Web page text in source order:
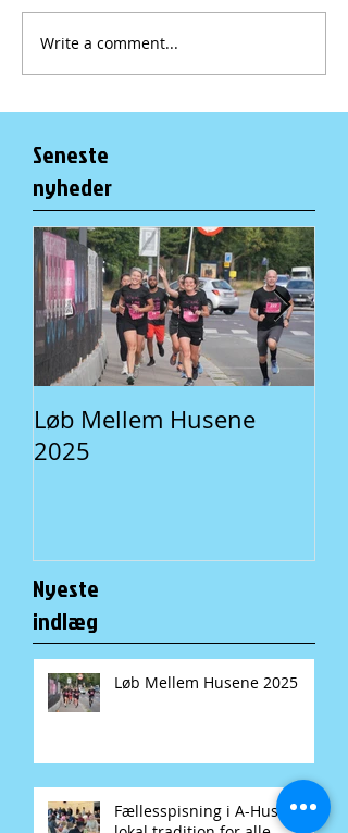
Write a comment...
Seneste
nyheder
Løb Mellem Husene
2025
Nyeste
indlæg
Løb Mellem Husene 2025
Fællesspisning i A-Huset: En